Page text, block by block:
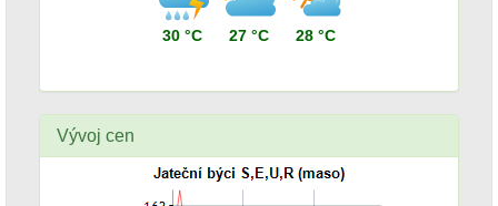
30 °C 27 °C 28 °C
Vývoj cen